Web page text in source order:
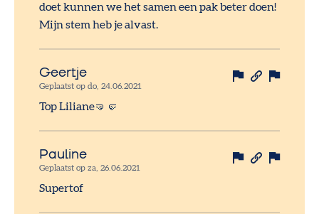
doet kunnen we het samen een pak beter doen!
Mijn stem heb je alvast.
Geertje
Geplaatst op do, 24.06.2021
Top Liliane🤜🤛
Pauline
Geplaatst op za, 26.06.2021
Supertof